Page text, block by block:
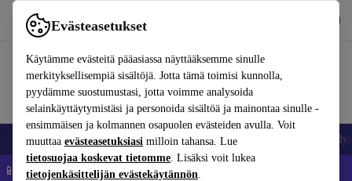
Evästeasetukset
Käytämme evästeitä pääasiassa näyttääksemme sinulle
merkityksellisempiä sisältöjä. Jotta tämä toimisi kunnolla,
pyydämme suostumustasi, jotta voimme analysoida
selainkäyttäytymistäsi ja personoida sisältöä ja mainontaa sinulle -
ensimmäisen ja kolmannen osapuolen evästeiden avulla. Voit
muuttaa evästeasetuksiasi milloin tahansa. Lue
tietosuojaa koskevat tietomme. Lisäksi voit lukea
tietojenkäsittelijän evästekäytännön.
Käytä refurbed-palvelua nopeasti ja helposti
Matkapuhelimet ja älypuhelimet Kannettavat tietokoneet
📱 Säästä 5 % LISÄÄ iPhoneista – Koodi: IPHONEDEAL –